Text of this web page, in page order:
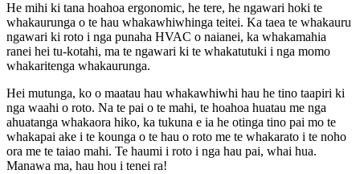
He mihi ki tana hoahoa ergonomic, he tere, he ngawari hoki te
whakaurunga o te hau whakawhiwhinga teitei. Ka taea te whakauru
ngawari ki roto i nga punaha HVAC o naianei, ka whakamahia
ranei hei tu-kotahi, ma te ngawari ki te whakatutuki i nga momo
whakaritenga whakaurunga.
Hei mutunga, ko o maatau hau whakawhiwhi hau he tino taapiri ki
nga waahi o roto. Na te pai o te mahi, te hoahoa huatau me nga
ahuatanga whakaora hiko, ka tukuna e ia he otinga tino pai mo te
whakapai ake i te kounga o te hau o roto me te whakarato i te noho
ora me te taiao mahi. Te haumi i roto i nga hau pai, whai hua.
Manawa ma, hau hou i tenei ra!